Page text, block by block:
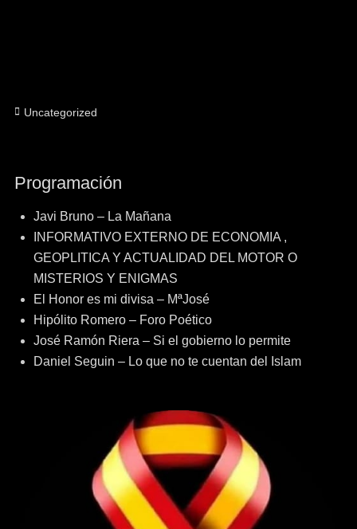
Categorías
Uncategorized
Programación
Javi Bruno – La Mañana
INFORMATIVO EXTERNO DE ECONOMIA ,
GEOPLITICA Y ACTUALIDAD DEL MOTOR O
MISTERIOS Y ENIGMAS
El Honor es mi divisa – MªJosé
Hipólito Romero – Foro Poético
José Ramón Riera – Si el gobierno lo permite
Daniel Seguin – Lo que no te cuentan del Islam